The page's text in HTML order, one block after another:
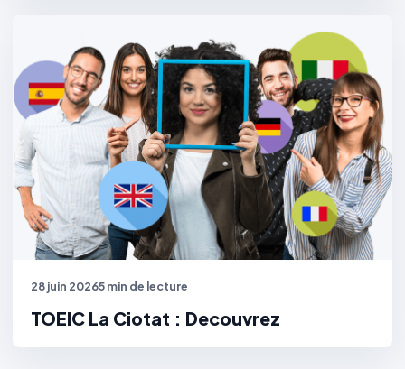
28 juin 20265 min de lecture
TOEIC La Ciotat : Decouvrez